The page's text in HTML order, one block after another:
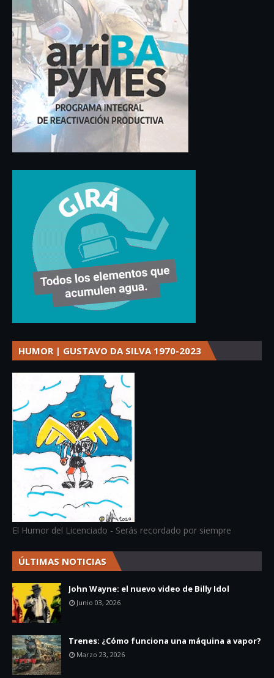
HUMOR | GUSTAVO DA SILVA 1970-2023
El Humor del Licenciado - Serás recordado por siempre
ÚLTIMAS NOTICIAS
John Wayne: el nuevo video de Billy Idol
Junio 03, 2026
Trenes: ¿Cómo funciona una máquina a vapor?
Marzo 23, 2026